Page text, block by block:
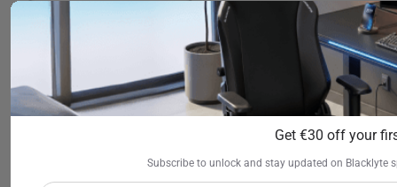
Atlas-
Schreibtisch
Aus €1.199
Get €30 off your
Subscribe to unlock and stay updated on Blacklyte